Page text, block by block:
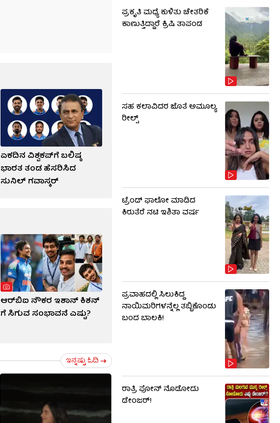
ಏಕದಿನ ವಿಶ್ವಕಪ್​ಗೆ ಬಲಿಷ್ಠ
ಭಾರತ ತಂಡ ಹೆಸರಿಸಿದ
ಸುನಿಲ್ ಗವಾಸ್ಕರ್
ಆರ್​ಬಿಐ ನೌಕರ ಇಶಾನ್ ಕಿಶನ್​
ಗೆ ಸಿಗುವ ಸಂಭಾವನೆ ಎಷ್ಟು?
ಇನ್ನಷ್ಟು ಓದಿ
ಪ್ರಕೃತಿ ಮಧ್ಯೆ ಕುಳಿತು ಚೇತರಿಕೆ
ಕಾಣುತ್ತಿದ್ದಾರೆ ಕ್ರಿಷಿ ತಾಪಂಡ
ಸಹ ಕಲಾವಿದರ ಜೊತೆ ಅಮೂಲ್ಯ
ರೀಲ್ಸ್
ಟ್ರೆಂಡ್​​ ಫಾಲೋ ಮಾಡಿದ
ಕಿರುತೆರೆ ನಟಿ ಇಶಿತಾ ವರ್ಷ
ಪ್ರವಾಹದಲ್ಲಿ ಸಿಲುಕಿದ್ದ
ನಾಯಿಮರಿಗಳನ್ನೆಲ್ಲ ತಬ್ಬಿಕೊಂಡು
ಬಂದ ಬಾಲಕಿ!
ರಾತ್ರಿ ಫೋನ್​​ ನೊಡೋದು
ಡೇಂಜರ್!